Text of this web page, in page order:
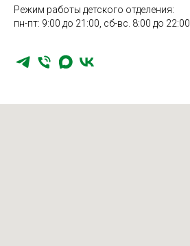
Режим работы детского отделения:
пн-пт: 9:00 до 21:00, сб-вс. 8:00 до 22:00